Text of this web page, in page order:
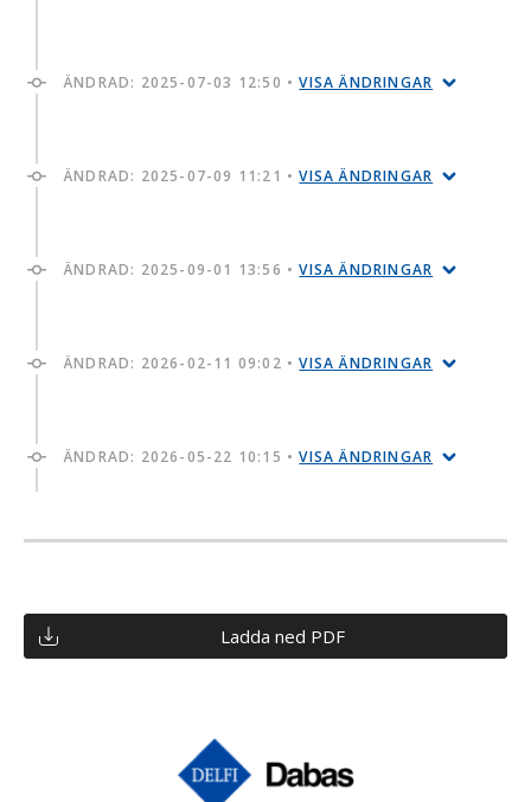
ÄNDRAD: 2025-07-03 12:50 •VISA ÄNDRINGAR
ÄNDRAD: 2025-07-09 11:21 •VISA ÄNDRINGAR
ÄNDRAD: 2025-09-01 13:56 •VISA ÄNDRINGAR
ÄNDRAD: 2026-02-11 09:02 •VISA ÄNDRINGAR
ÄNDRAD: 2026-05-22 10:15 •VISA ÄNDRINGAR
Ladda ned PDF